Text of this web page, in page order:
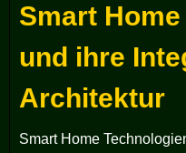
Smart
und ihre
Architektur
Smart Home